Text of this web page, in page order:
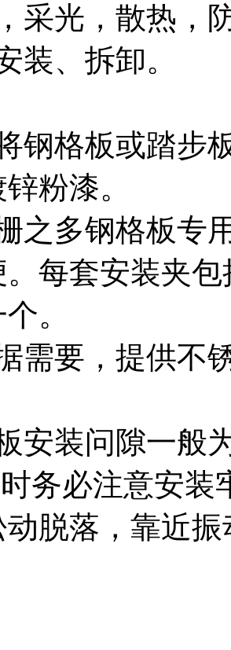
采光，散热，
装、拆卸。
钢格板或踏步
粉漆。
之多钢格板专
每套安装夹
。
需要，提供不
安装问隙一般
务必注意安
脱落，靠近